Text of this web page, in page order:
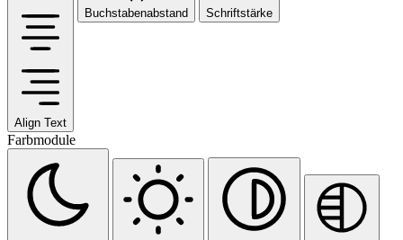
Align Text
Buchstabenabstand Schriftstärke
Farbmodule